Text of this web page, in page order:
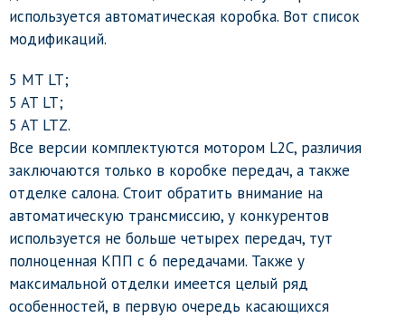
используется автоматическая коробка. Вот список
модификаций.
5 MT LT;
5 AT LT;
5 AT LTZ.
Все версии комплектуются мотором L2C, различия
заключаются только в коробке передач, а также
отделке салона. Стоит обратить внимание на
автоматическую трансмиссию, у конкурентов
используется не больше четырех передач, тут
полноценная КПП с 6 передачами. Также у
максимальной отделки имеется целый ряд
особенностей, в первую очередь касающихся